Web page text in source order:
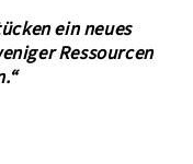
ein neues
Ressourcen